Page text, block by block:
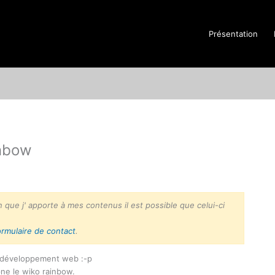
Présentation
j' apporte à mes contenus il est possible que celui-ci
de contact.
web :-p
le wiko rainbow.